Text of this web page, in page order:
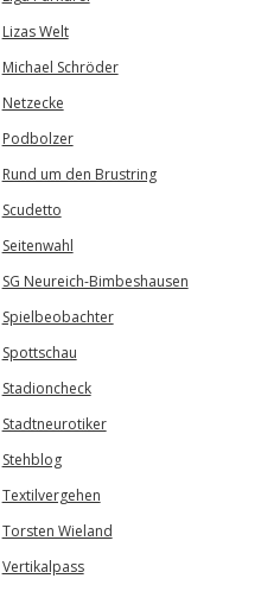
Lizas Welt
Michael Schröder
Netzecke
Podbolzer
Rund um den Brustring
Scudetto
Seitenwahl
SG Neureich-Bimbeshausen
Spielbeobachter
Spottschau
Stadioncheck
Stadtneurotiker
Stehblog
Textilvergehen
Torsten Wieland
Vertikalpass